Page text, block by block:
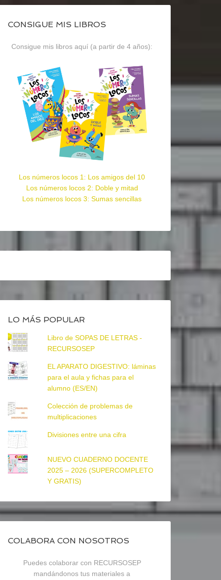
CONSIGUE MIS LIBROS
Consigue mis libros aquí (a partir de 4 años):
Los números locos 1: Los amigos del 10
Los números locos 2: Doble y mitad
Los números locos 3: Sumas sencillas
LO MÁS POPULAR
Libro de SOPAS DE LETRAS -
RECURSOSEP
EL APARATO DIGESTIVO: láminas
para el aula y fichas para el
alumno (ES/EN)
Colección de problemas de
multiplicaciones
Divisiones entre una cifra
NUEVO CUADERNO DOCENTE
2025 – 2026 (SUPERCOMPLETO
Y GRATIS)
COLABORA CON NOSOTROS
Puedes colaborar con RECURSOSEP
mandándonos tus materiales a